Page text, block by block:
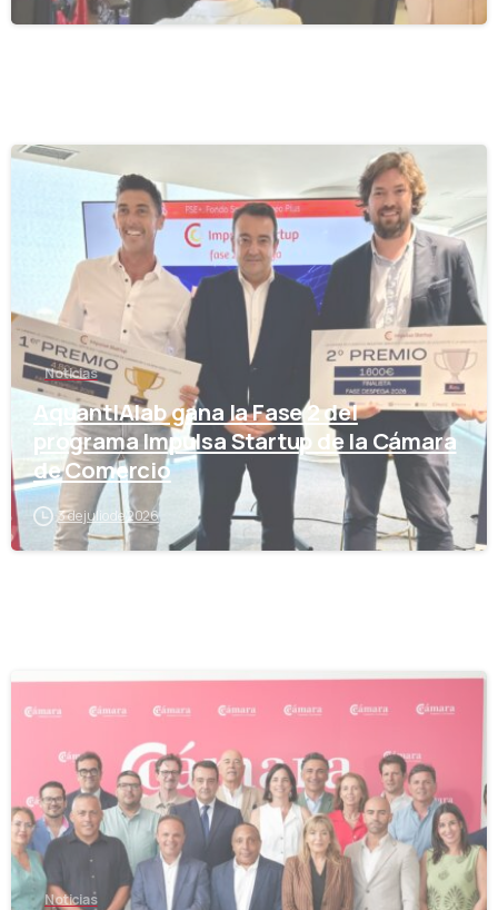
Noticias
AquantIAlab gana la Fase 2 del
programa Impulsa Startup de la Cámara
de Comercio
3 de julio de 2026
Noticias